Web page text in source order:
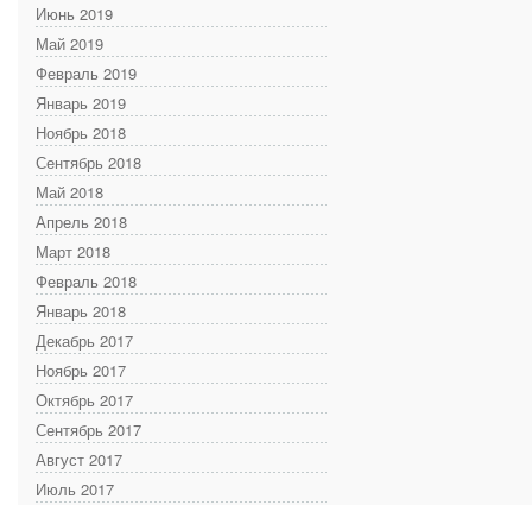
Июнь 2019
Май 2019
Февраль 2019
Январь 2019
Ноябрь 2018
Сентябрь 2018
Май 2018
Апрель 2018
Март 2018
Февраль 2018
Январь 2018
Декабрь 2017
Ноябрь 2017
Октябрь 2017
Сентябрь 2017
Август 2017
Июль 2017